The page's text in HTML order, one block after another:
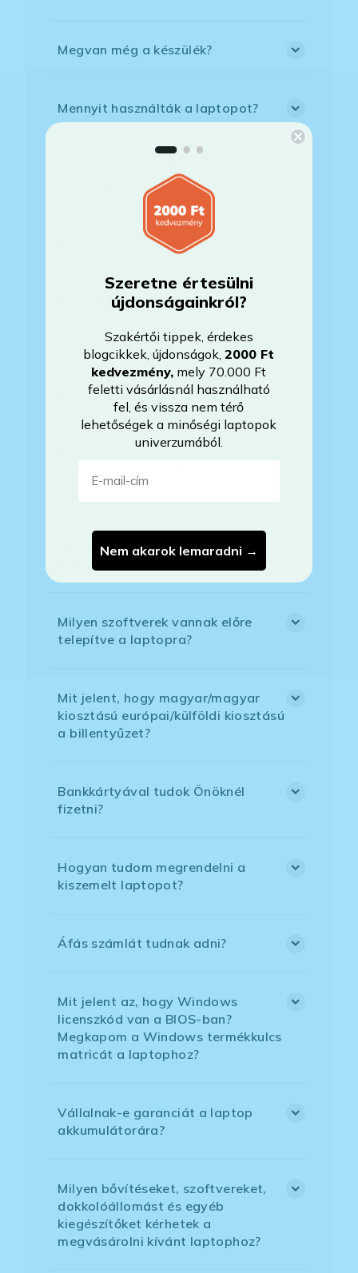
Megvan még a készülék?
Mennyit használták a laptopot?
Mire vonatkozik a garancia?
Milyen akkumulátorállapotra
Mikor lesz készleten a laptop, ha
jelenleg nem elérhető?
Mikor vehetem át a rendelésem, ha
Mikor kapom meg a házhoz
szállítással megrendelt
Milyen szoftverek vannak előre
telepítve a laptopra?
Mit jelent, hogy magyar/magyar
kiosztású európai/külföldi kiosztású
a billentyűzet?
Bankkártyával tudok Önöknél
fizetni?
Hogyan tudom megrendelni a
kiszemelt laptopot?
Áfás számlát tudnak adni?
Mit jelent az, hogy Windows
licenszkód van a BIOS-ban?
Megkapom a Windows termékkulcs
matricát a laptophoz?
Vállalnak-e garanciát a laptop
akkumulátorára?
Milyen bővítéseket, szoftvereket,
dokkolóállomást és egyéb
kiegészítőket kérhetek a
megvásárolni kívánt laptophoz?
Szeretne értesülni
újdonságainkról?
Szakértői tippek, érdekes
blogcikkek, újdonságok,2000 Ft
kedvezmény, mely 70.000 Ft
feletti vásárlásnál használható
fel, és vissza nem térő
lehetőségek a minőségi laptopok
univerzumából.
Nem akarok lemaradni →